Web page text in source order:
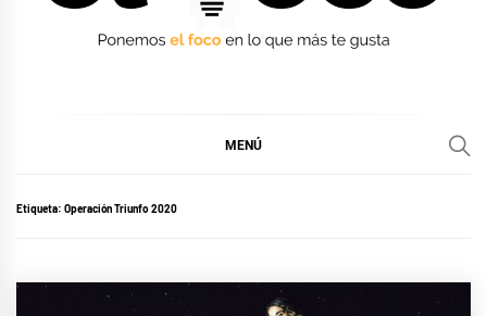
MENÚ
Etiqueta: Operación Triunfo 2020